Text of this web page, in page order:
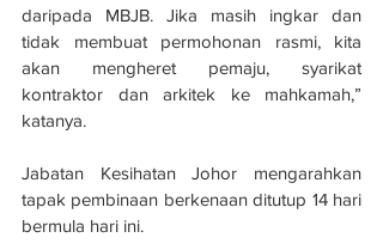
daripada MBJB. Jika masih ingkar dan
tidak membuat permohonan rasmi, kita
akan mengheret pemaju, syarikat
kontraktor dan arkitek ke mahkamah,”
katanya.
Jabatan Kesihatan Johor mengarahkan
tapak pembinaan berkenaan ditutup 14 hari
bermula hari ini.